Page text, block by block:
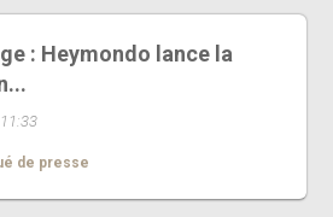
: Heymondo lance la
de presse